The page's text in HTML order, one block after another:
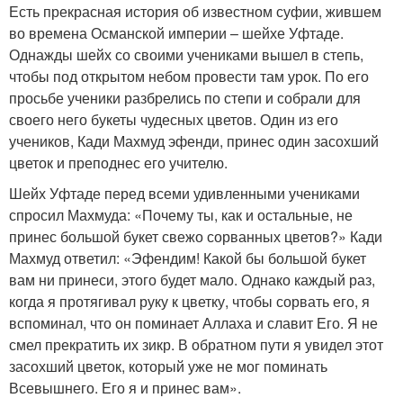
Есть прекрасная история об известном суфии, жившем
во времена Османской империи – шейхе Уфтаде.
Однажды шейх со своими учениками вышел в степь,
чтобы под открытом небом провести там урок. По его
просьбе ученики разбрелись по степи и собрали для
своего него букеты чудесных цветов. Один из его
учеников, Кади Махмуд эфенди, принес один засохший
цветок и преподнес его учителю.
Шейх Уфтаде перед всеми удивленными учениками
спросил Махмуда: «Почему ты, как и остальные, не
принес большой букет свежо сорванных цветов?» Кади
Махмуд ответил: «Эфендим! Какой бы большой букет
вам ни принеси, этого будет мало. Однако каждый раз,
когда я протягивал руку к цветку, чтобы сорвать его, я
вспоминал, что он поминает Аллаха и славит Его. Я не
смел прекратить их зикр. В обратном пути я увидел этот
засохший цветок, который уже не мог поминать
Всевышнего. Его я и принес вам».